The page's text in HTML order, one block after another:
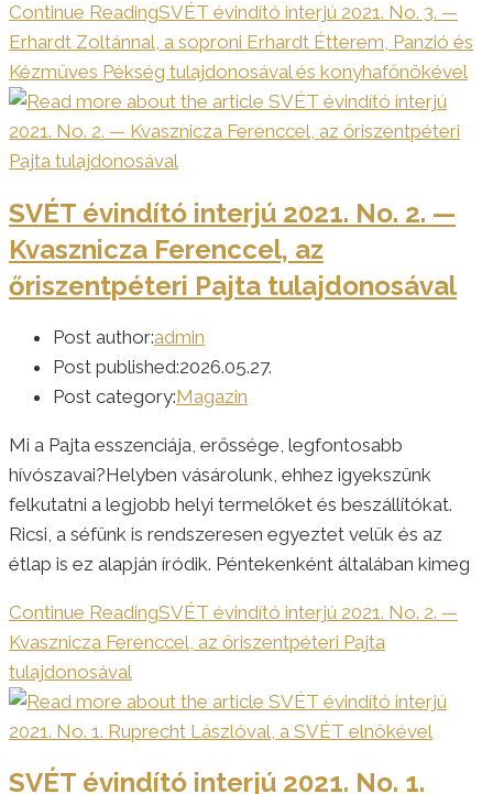
Continue ReadingSVÉT évindító interjú 2021. No. 3. —
Erhardt Zoltánnal, a soproni Erhardt Étterem, Panzió és
Kézműves Pékség tulajdonosával és konyhafőnökével
SVÉT évindító interjú 2021. No. 2. —
Kvasznicza Ferenccel, az
őriszentpéteri Pajta tulajdonosával
Post author:admin
Post published:2026.05.27.
Post category:Magazin
Mi a Pajta esszenciája, erőssége, legfontosabb
hívószavai?Helyben vásárolunk, ehhez igyekszünk
felkutatni a legjobb helyi termelőket és beszállítókat.
Ricsi, a séfünk is rendszeresen egyeztet velük és az
étlap is ez alapján íródik. Péntekenként általában kimeg
Continue ReadingSVÉT évindító interjú 2021. No. 2. —
Kvasznicza Ferenccel, az őriszentpéteri Pajta
tulajdonosával
SVÉT évindító interjú 2021. No. 1.